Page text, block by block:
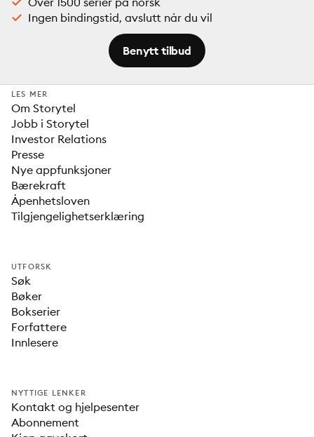
Ingen bindingstid, avslutt når du vil
Benytt tilbud
LES MER
Om Storytel
Jobb i Storytel
Investor Relations
Presse
Nye appfunksjoner
Bærekraft
Åpenhetsloven
Tilgjengelighetserklæring
UTFORSK
Søk
Bøker
Bokserier
Forfattere
Innlesere
NYTTIGE LENKER
Kontakt og hjelpesenter
Abonnement